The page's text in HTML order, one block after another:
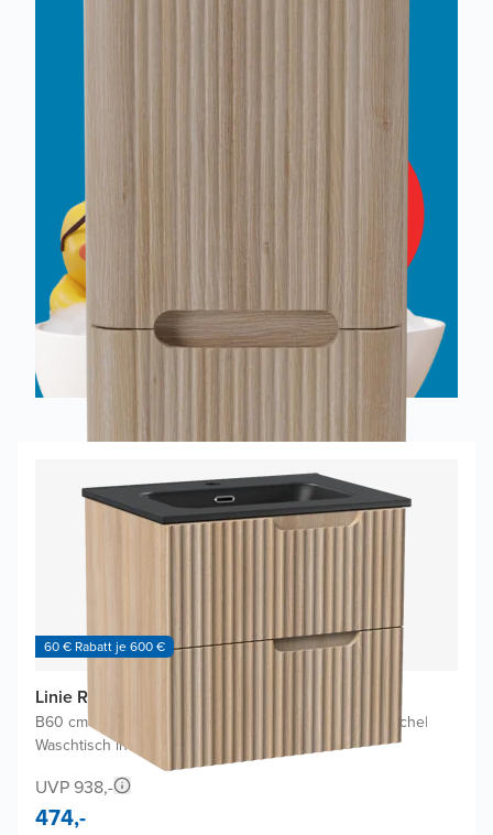
60 € Rabatt je 600 €
Linie Ribbo Badmöbel Set mit Baro Waschtisch
B60 cm x T46 cm Waschbeckenunterschrank Helle Eiche|
Waschtisch in Schwarz
UVP 938,-
474,-